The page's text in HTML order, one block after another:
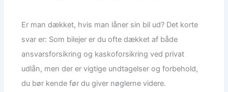
Er man dækket, hvis man låner sin bil ud? Det korte
svar er: Som bilejer er du ofte dækket af både
ansvarsforsikring og kaskoforsikring ved privat
udlån, men der er vigtige undtagelser og forbehold,
du bør kende før du giver nøglerne videre.